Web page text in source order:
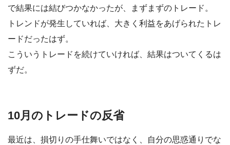
で結果には結びつかなかったが、まずまずのトレード。
トレンドが発生していれば、大きく利益をあげられたトレ
ードだったはず。
こういうトレードを続けていければ、結果はついてくるは
ずだ。
10月のトレードの反省
最近は、損切りの手仕舞いではなく、自分の思惑通りでな